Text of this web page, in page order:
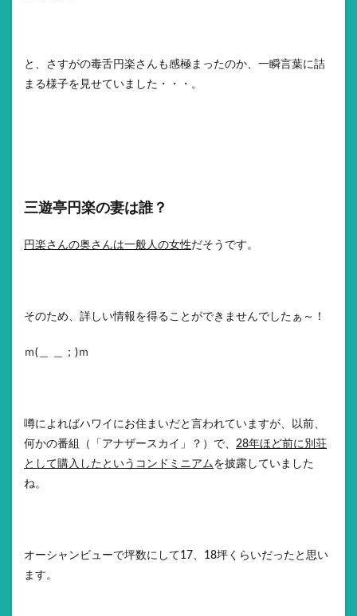
と、さすがの毒舌円楽さんも感極まったのか、一瞬言葉に詰
まる様子を見せていました・・・。
三遊亭円楽の妻は誰？
円楽さんの奥さんは一般人の女性だそうです。
そのため、詳しい情報を得ることができませんでしたぁ～！
ｍ(＿ ＿；)ｍ
噂によればハワイにお住まいだと言われていますが、以前、
何かの番組（「アナザースカイ」？）で、 28年ほど前に別荘
として購入したというコンドミニアムを披露していました
ね。
オーシャンビューで坪数にして17、18坪くらいだったと思い
ます。